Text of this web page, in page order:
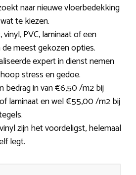
naar nieuwe vloerbedekking
te kiezen.
PVC, laminaat of een
meest gekozen opties.
expert in dienst nemen
stress en gedoe.
bedrag in van €6,50 /m2 bij
laminaat en wel €55,00 /m2 bij
zijn het voordeligst, helemaal
legt.